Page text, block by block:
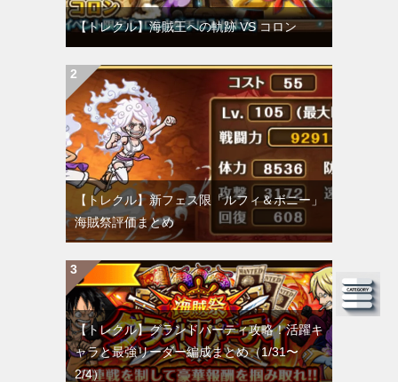
【トレクル】海賊王への軌跡 VS コロン
【トレクル】新フェス限「ルフィ＆ボニー」
海賊祭評価まとめ
【トレクル】グランドパーティ攻略！活躍キ
ャラと最強リーダー編成まとめ（1/31〜
2/4）